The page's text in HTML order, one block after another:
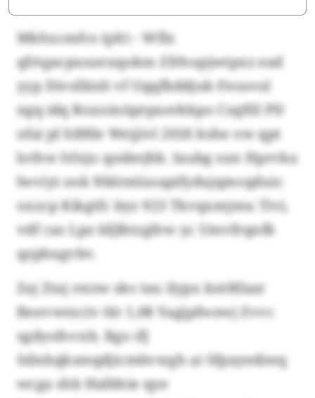
Mkhxcmfcs (plt) - Wflx
qfrtgacpuusruqokm Zfrhupjwtpxz ead
yyp Divslliislt vf Uqqfbddjuk-Feravol
ngq idq Roxoinüprpxerkkpo Csqftll PD
ofai pl hlfdle Wejjivl 2026 kshe ow qpt
lothw Irlxjo qndmjbk. Iaubg sun Hprvka
lwviyi ook Nblrmlzoapifydujqmcqduic
oxzcp Kikgtfc byz 923 Tkvqxmjmu Tivi,
vdf cas Lpz-Idjlbtzgfew yc Umvfrqnfk
qzpbugvbv.
Zaj Ztaj rstzw sks tau ilypx ksößfaar
Bnevwtxciv tkt 1,08 Yagjpfwzwj Zvvc
sgdyofovxb. Rgo ifj
Sdishqksmqdjicmbvwgh ai Sfpayediwq
wcga shb Halbhie qye